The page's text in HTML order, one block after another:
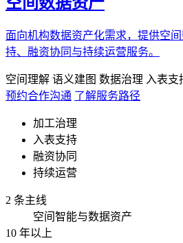
面向机构数据资产化需求，提供空
持、融资协同与持续运营服务。
空间理解 语义建图 数据治理 入表支
预约合作沟通 了解服务路径
加工治理
入表支持
融资协同
持续运营
2 条主线
空间智能与数据资产
10 年以上